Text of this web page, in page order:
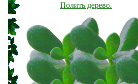
Полить дерево.